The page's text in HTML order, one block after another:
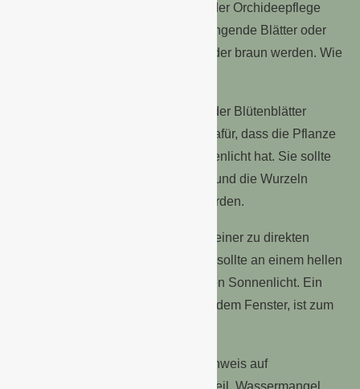
Die häufigsten Symptome, die bei der Orchideepflege
Zuhause auftreten können, sind hängende Blätter oder
Blüten. Auch können Blätter gelb oder braun werden. Wie
– Wenn die Orchidee ihre Blüten oder Blütenblätter
hängen lässt, ist das ein Hinweis dafür, dass die Pflanze
nicht genügend Wasser oder Sonnenlicht hat. Sie sollte
an einen helleren Standort gestellt und die Wurzeln
einmal in der Woche gewässert werden.
– Gelbe Blätter kommen meist von einer zu direkten
Sonneneinstrahlung. Die Orchidee sollte an einem hellen
Standort stehen, aber nie im direkten Sonnenlicht. Ein
Beistelltisch, ein paar Meter neben dem Fenster, ist zum
– Schlaffe Blütenblätter sind ein Hinweis auf
Wasserüberschuss oder im Gegenteil, Wassermangel.